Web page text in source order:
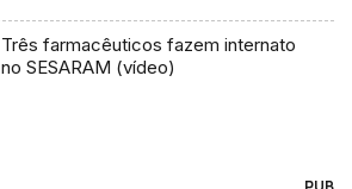
Três farmacêuticos fazem internato
no SESARAM (vídeo)